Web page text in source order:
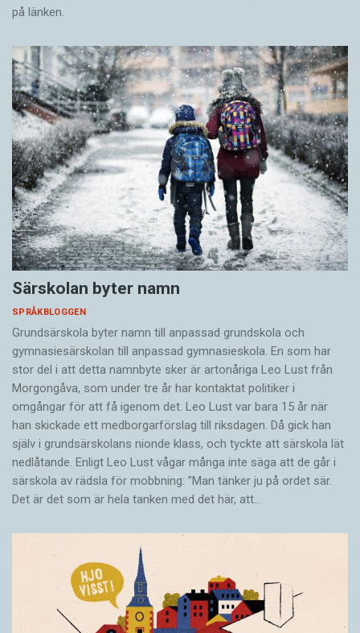
på länken.
Särskolan byter namn
SPRÅKBLOGGEN
Grundsärskola byter namn till anpassad grundskola och
gymnasiesärskolan till anpassad gymnasieskola. En som har
stor del i att detta namnbyte sker är artonåriga Leo Lust från
Morgongåva, som under tre år har kontaktat politiker i
omgångar för att få igenom det. Leo Lust var bara 15 år när
han skickade ett medborgarförslag till riksdagen. Då gick han
själv i grundsärskolans nionde klass, och tyckte att särskola lät
nedlåtande. Enligt Leo Lust vågar många inte säga att de går i
särskola av rädsla för mobbning: ”Man tänker ju på ordet sär.
Det är det som är hela tanken med det här, att…